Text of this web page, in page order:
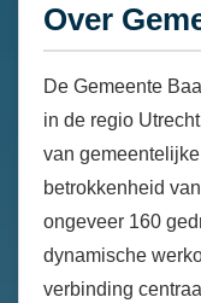
Over
De Gemeente
in de regio
van
betrokkenheid
ongeveer 160
dynamische
verbinding